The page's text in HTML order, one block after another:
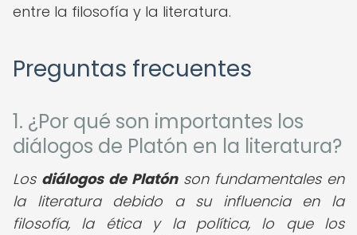
entre la filosofía y la literatura.
Preguntas frecuentes
1. ¿Por qué son importantes los
diálogos de Platón en la literatura?
Los diálogos de Platónson fundamentales en
la literatura debido a su influencia en la
filosofía, la ética y la política, lo que los